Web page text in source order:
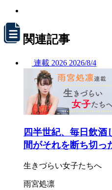
関連記事
連載 2026 2026/8/4
四半世紀、毎日飲酒
間がそれを断ち切っ
生きづらい女子たちへ
雨宮処凛